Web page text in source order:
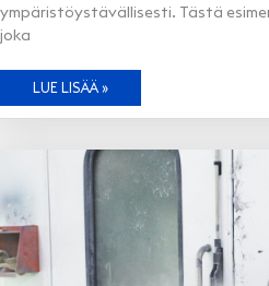
ympäristöystävällisesti. Tästä
joka
VIHREÄÄ
LUE LISÄÄ »